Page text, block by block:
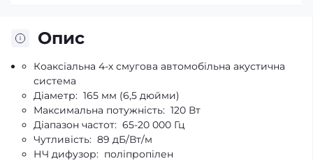
Опис
Коаксіальна 4-х смугова автомобільна акустична
система
Діаметр: 165 мм (6,5 дюйми)
Максимальна потужність: 120 Вт
Діапазон частот: 65-20 000 Гц
Чутливість: 89 дБ/Вт/м
НЧ дифузор: поліпропілен